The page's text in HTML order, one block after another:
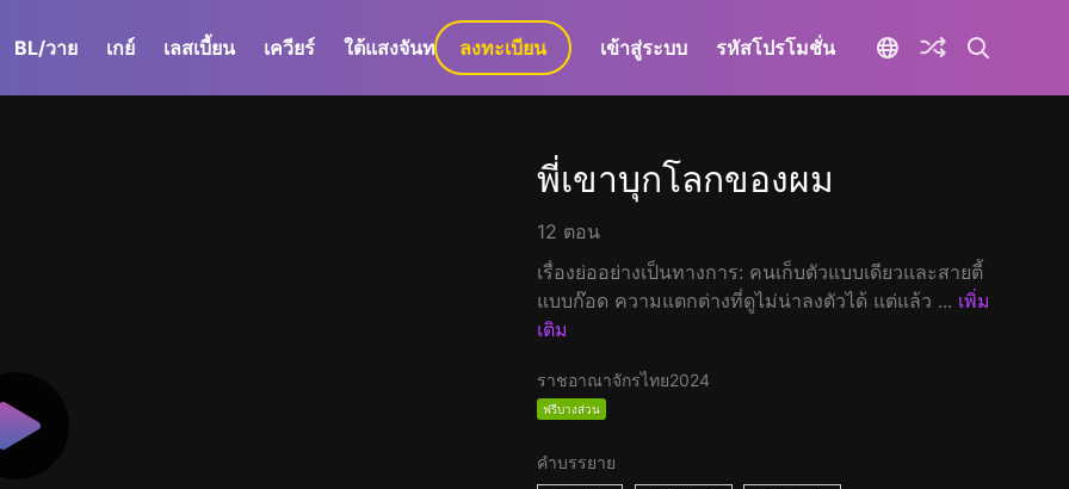
BL/วาย เกย์ เลสเบี้ยน เควียร์ ใต้แสงจันทร์ GaLa+
ลงทะเบียน เข้าสู่ระบบ รหัสโปรโมชั่น
พี่เขาบุกโลกของผม
12 ตอน
เรื่องย่ออย่างเป็นทางการ: คนเก็บตัวแบบเดียวและสายตี้
แบบก๊อด ความแตกต่างที่ดูไม่น่าลงตัวได้ แต่แล้ว ... เพิ่ม
เติม
ราชอาณาจักรไทย2024
ฟรีบางส่วน
คำบรรยาย